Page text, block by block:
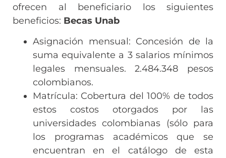
ofrecen al beneficiario los siguientes
beneficios: Becas Unab
Asignación mensual: Concesión de la
suma equivalente a 3 salarios mínimos
legales mensuales. 2.484.348 pesos
colombianos.
Matrícula: Cobertura del 100% de todos
estos costos otorgados por las
universidades colombianas (sólo para
los programas académicos que se
encuentran en el catálogo de esta